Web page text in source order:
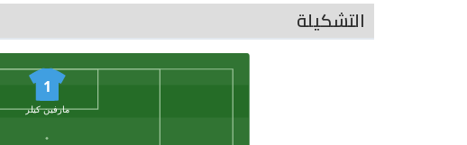
التشكيلة
1
مارفين كيلر